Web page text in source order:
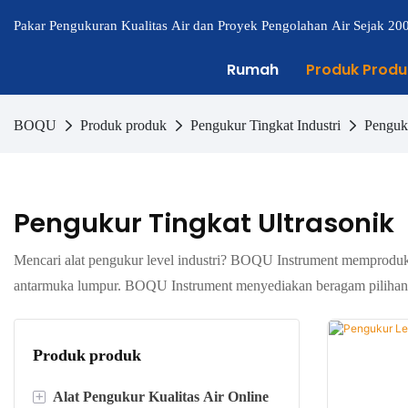
Pakar Pengukuran Kualitas Air dan Proyek Pengolahan Air Sejak
Rumah Produk
BOQU Produk produk Pengukur Tingkat Industri
Pengukur Tingkat Ultrasonik
Mencari alat pengukur level industri? BOQU Instrument
antarmuka lumpur. BOQU Instrument menyediakan beragam
Produk produk
+ Alat Pengukur Kualitas Air Online